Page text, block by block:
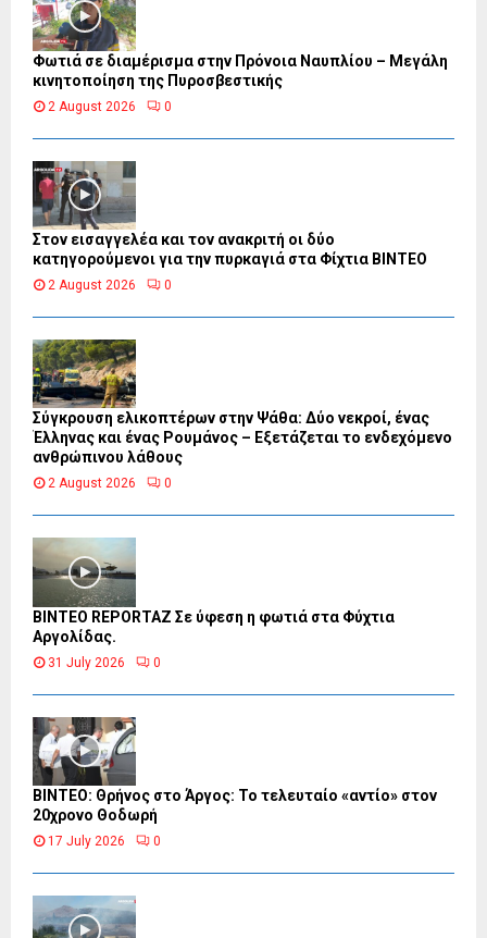
Φωτιά σε διαμέρισμα στην Πρόνοια Ναυπλίου – Μεγάλη
κινητοποίηση της Πυροσβεστικής
2 August 2026 0
Στον εισαγγελέα και τον ανακριτή οι δύο
κατηγορούμενοι για την πυρκαγιά στα Φίχτια ΒΙΝΤΕΟ
2 August 2026 0
Σύγκρουση ελικοπτέρων στην Ψάθα: Δύο νεκροί, ένας
Έλληνας και ένας Ρουμάνος – Εξετάζεται το ενδεχόμενο
ανθρώπινου λάθους
2 August 2026 0
BINTEO REPORTAZ Σε ύφεση η φωτιά στα Φύχτια
Αργολίδας.
31 July 2026 0
ΒΙΝΤΕΟ: Θρήνος στο Άργος: Το τελευταίο «αντίο» στον
20χρονο Θοδωρή
17 July 2026 0